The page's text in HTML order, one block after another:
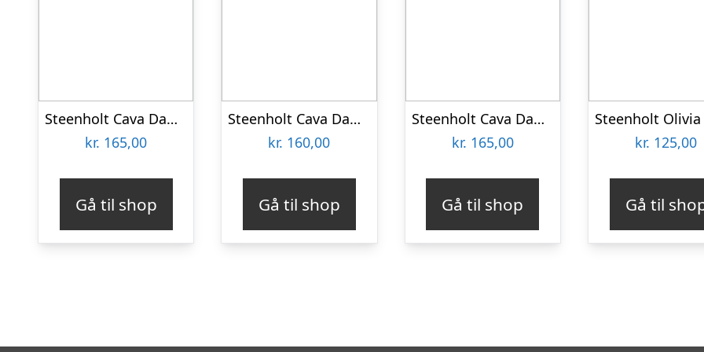
Steenholt Cava Dame Striktrøje Plus Size – Green Melange – 52
kr. 165,00
Gå til shop
Steenholt Cava Dame Striktrøje Plus Size – Black – 54
kr. 160,00
Gå til shop
Steenholt Cava Dame Striktrøje Plus Size – SAnd – 52
kr. 165,00
Gå til shop
kr. 125,00
Gå til